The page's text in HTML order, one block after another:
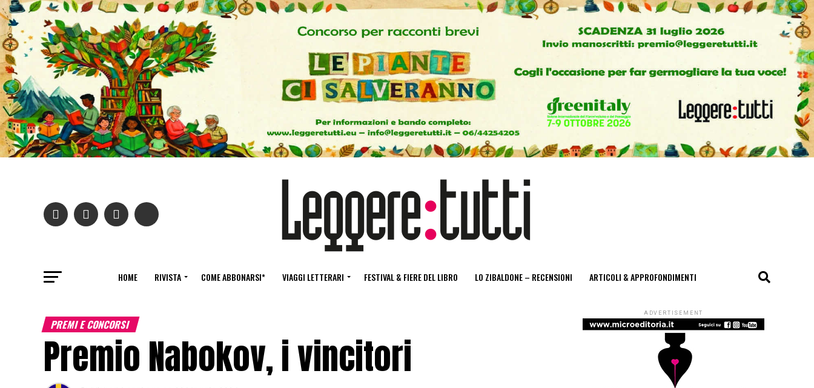
HOME RIVISTA COME ABBONARSI* VIAGGI LETTERARI FESTIVAL & FIERE DEL LIBRO LO ZIBALDONE – RECENSIONI ARTICOLI & APPROFONDIMENTI
PREMI E CONCORSI
Premio Nabokov, i vincitori
ADVERTISEMENT